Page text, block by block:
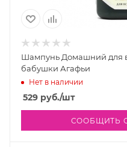
Шампунь Домашний для
бабушки Агафьи
Нет в наличии
529 руб./шт
СООБЩИТЬ